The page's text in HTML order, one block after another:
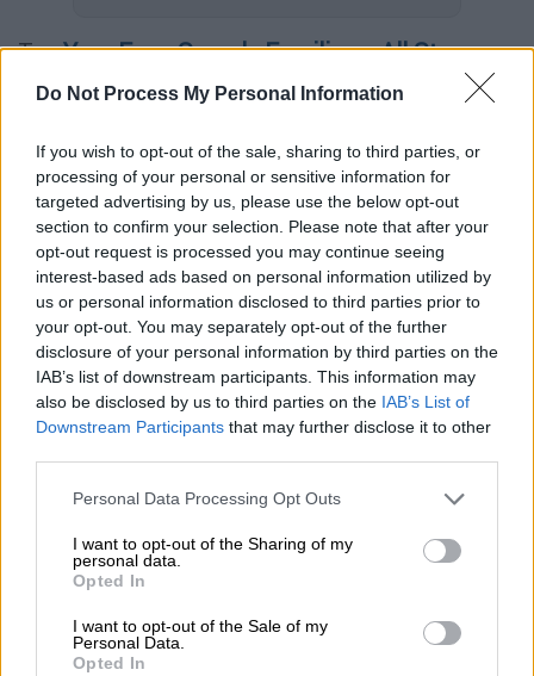
Do Not Process My Personal Information
If you wish to opt-out of the sale, sharing to third parties, or
processing of your personal or sensitive information for
targeted advertising by us, please use the below opt-out
section to confirm your selection. Please note that after your
opt-out request is processed you may continue seeing
interest-based ads based on personal information utilized by
us or personal information disclosed to third parties prior to
your opt-out. You may separately opt-out of the further
disclosure of your personal information by third parties on the
IAB’s list of downstream participants. This information may
also be disclosed by us to third parties on the IAB’s List of
Downstream Participants that may further disclose it to other
Please note that this website/app uses one or more Google
not limited to your visit or usage behaviour. You may click to
grant or deny consent to Google and its third-party tags to
use your data for below specified purposes in below Google
consent section.
Personal Data Processing Opt Outs
I want to opt-out of the Sharing of my
personal data.
Opted In
I want to opt-out of the Sale of my
Personal Data.
Opted In
Το «Your Face Sounds Familiar – All Star»
ήρθε ξανά το βράδυ της Κυριακής (18/4) στις
τηλεοπτικές μας οθόνες έπειτα από δυο
εβδομάδες απουσίας και μας χάρισε
αξέχαστες στιγμές και ιδιαίτερες
εμφανίσεις. Η παρουσιάστρια Μαρία
Μπεκατώρου υποδέχτηκε τους αγαπημένους
της κριτές, τονΤάκη Ζαχαράτο, τον Μιχάλη
Ρέππα, την Κατερίνα Παπουτσάκη και τον
Κωστή Μαραβέγια, αλλά και τους all star
καλλιτέχνες του απόλυτου show
μεταμφιέσεων. Αυτή τη φορά, λοιπόν, η
Ματθίλδη Μαγγίραήταν η διαγωνιζόμενη
που κατάφερε να συγκεντρώσει τους
περισσότερους βαθμούς και να σταθεί στην
ηθοποιός ενσάρκωσε με απόλυτη επιτυχία
Αλέξια
εντυπώσεις. H Ματθίλδη Μαγγίρα χάρισε το
ποσό που αναλογεί στην επικράτησή της